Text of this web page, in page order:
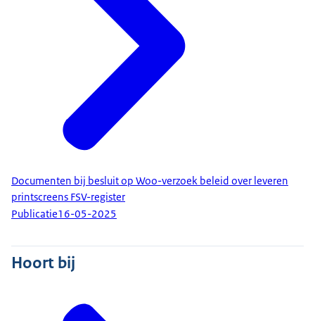
Documenten bij besluit op Woo-verzoek beleid over leveren
printscreens FSV-register
Publicatie16-05-2025
Hoort bij